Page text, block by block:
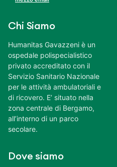
Chi Siamo
Humanitas Gavazzeni è un
ospedale polispecialistico
privato accreditato con il
Servizio Sanitario Nazionale
per le attività ambulatoriali e
di ricovero. E’ situato nella
zona centrale di Bergamo,
all’interno di un parco
secolare.
Dove siamo